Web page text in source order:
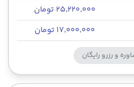
۲۵٬۲۲۰٬۰۰۰ تومان
۱۷٬۰۰۰٬۰۰۰ تومان
و رزرو رایگان